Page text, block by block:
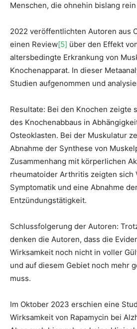
Menschen, die ohnehin bislang
2022 veröffentlichten Autoren aus
einen Review[5] über den Effekt
altersbedingte Erkrankung von
Knochenapparat. In dieser
Studien aufgenommen und
Resultate: Bei den Knochen zeigte
des Knochenabbaus in
Osteoklasten. Bei der Muskulatur
Abnahme der Synthese von
Zusammenhang mit körperlichen
rheumatoider Arthritis zeigten sich
Symptomatik und eine Abnahme
Entzündungstätigkeit.
Schlussfolgerung der Autoren:
denken die Autoren, dass die
Wirksamkeit noch nicht in voller
und auf diesem Gebiet noch mehr
muss.
Im Oktober 2023 erschien eine
Wirksamkeit von Rapamycin bei